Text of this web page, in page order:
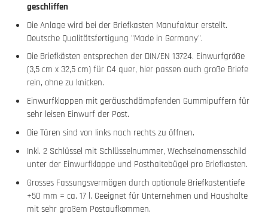
geschliffen
Die Anlage wird bei der Briefkasten Manufaktur erstellt.
Deutsche Qualitätsfertigung "Made in Germany".
Die Briefkästen entsprechen der DIN/EN 13724. Einwurfgröße
(3,5 cm x 32,5 cm) für C4 quer, hier passen auch große Briefe
rein, ohne zu knicken.
Einwurfklappen mit geräuschdämpfenden Gummipuffern für
sehr leisen Einwurf der Post.
Die Türen sind von links nach rechts zu öffnen.
Inkl. 2 Schlüssel mit Schlüsselnummer, Wechselnamensschild
unter der Einwurfklappe und Posthaltebügel pro Briefkasten.
Grosses Fassungsvermögen durch optionale Briefkastentiefe
+50 mm = ca. 17 l. Geeignet für Unternehmen und Haushalte
mit sehr großem Postaufkommen.